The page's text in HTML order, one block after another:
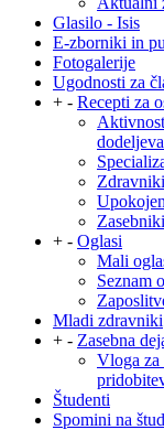
Glasilo - Isis
E-zborniki in
Fotogalerije
Ugodnosti za
+ - Recepti za
Zasebniki
+ - Oglasi
Mali
Seznam
Mladi zdravniki
+ - Zasebna
Vloga za
Študenti
Spomini na